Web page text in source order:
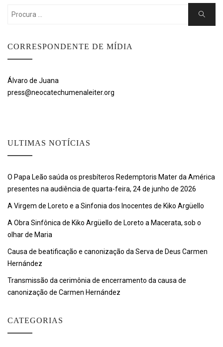
Search
Search
CORRESPONDENTE DE MÍDIA
Álvaro de Juana
press@neocatechumenaleiter.org
ULTIMAS NOTÍCIAS
O Papa Leão saúda os presbíteros Redemptoris Mater da América
presentes na audiência de quarta-feira, 24 de junho de 2026
A Virgem de Loreto e a Sinfonia dos Inocentes de Kiko Argüello
A Obra Sinfônica de Kiko Argüello de Loreto a Macerata, sob o
olhar de Maria
Causa de beatificação e canonização da Serva de Deus Carmen
Hernández
Transmissão da cerimônia de encerramento da causa de
canonização de Carmen Hernández
CATEGORIAS